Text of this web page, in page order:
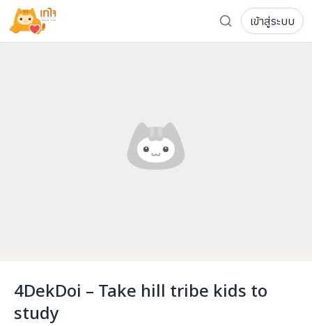
รู้จักเทใจ
ส่งโครงการ
FAQ เจ้าของโครงการ
098-615-5885
info@taejai.com
เข้าสู่ระบบ
4DekDoi – Take hill tribe kids to
study